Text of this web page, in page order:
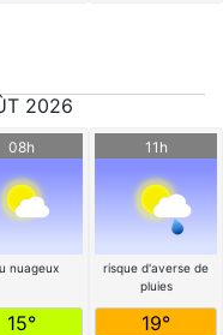
2026
08h
nuageux
15°
11h
risque d'averse de
pluies
19°